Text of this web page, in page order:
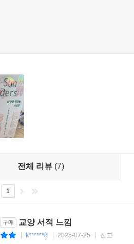
교수가 웃으며 말했다.
풍선 타령이군. 한 마디로 플라즈마
죠?”
라즈마 물리 연구소의 이론부장인
국 볼티모어에서 열린 IAEA 핵융합
치가 전 세계 핵융합 연구에 큰 파장을
해 압력이 두 배 가까이나 높습니다.
발견을 선언하는 역사적인 순간이었
차를 만들어 냈는지 하나하나 알려
막에서 핵융합이 어떻게 일어나는
했다는, ‘내가 입자라면’이라는 가정
융합해 헬륨이 될 때 나오는 에너지
을 모아 깎거나 합쳐 멋진 돌도끼를
가지다. 젠가를 할 때면 어떤 블록을
다.
핵융합 연구
피워 올린 파란 불꽃
번에 KSTAR의 설계 작업에 참여했
게 읽었습니다. 1995년 시작한 우리
”를 먼저 보여주고 안내하는 친절한
스타트업 EnableFusion 창업자, 전
‘점화(ignition)’의 가능성을 테스트
인슈타인을 비롯해 20세기 물리학
할 수 있고, 지난 반세기에 걸쳐 전
히 핵융합 연구의 핵심인 자기장 가
론 물리학을 공부하는 사람에게도 좋
산과학기술원(UNIST) 물리학과 교수
전체 리뷰 (7)
1
구매 교양 서적 느낌
k******8 2025-07-25 신고